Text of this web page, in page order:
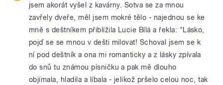
jsem akorát vyšel z kavárny. Sotva se za mnou
zavřely dveře, měl jsem mokré tělo - najednou se ke
mně s deštníkem přiblížila Lucie Bílá a řekla: "Lásko,
pojď se se mnou v dešti milovat! Schoval jsem se k
ní pod deštník a ona mi romanticky a z lásky zpívala
do snů tu známou písničku a pak mě dlouho
objímala, hladila a líbala - jelikož pršelo celou noc, tak